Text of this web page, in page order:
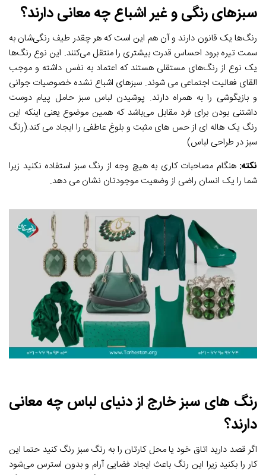
سبز‌های رنگی و غیر اشباع چه معانی دارند؟
رنگ‌ها یک قانون دارند و آن هم این است که هر چقدر طیف رنگی‌شان به
سمت تیره برود احساس قدرت بیشتری را منتقل می‌کنند. این نوع رنگ‌ها
یک نوع از رنگ‌های مستقلی هستند که اعتماد به نفس داشته و موجب
القای فعالیت اجتماعی می شوند. سبز‌های اشباع نشده خصوصیات جوانی
و بازیگوشی را به همراه دارند. پوشیدن لباس سبز حامل پیام دوست
داشتنی بودن برای فرد مقابل می‌باشد که همین موضوع یعنی اینکه این
رنگ یک هاله ای از حس های مثبت و بلوغ عاطفی را ایجاد می کند.(رنگ
سبز در طراحی لباس)
نکته: هنگام مصاحبات کاری به هیچ وجه از رنگ سبز استفاده نکنید زیرا
شما را یک انسان راضی از وضعیت موجودتان نشان می دهد.
رنگ های سبز خارج از دنیای لباس چه معانی
دارند؟
اگر قصد دارید اتاق خود یا محل کارتان را به رنگ سبز رنگ کنید حتما این
کار را بکنید زیرا این رنگ باعث ایجاد فضایی آرام و بدون استرس می‌شود